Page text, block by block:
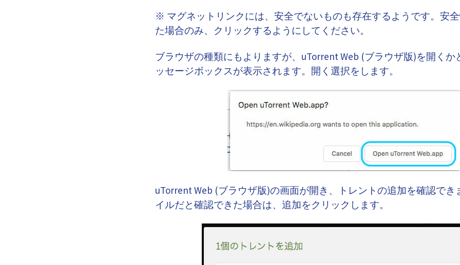
※ マグネットリンクには、安全でないものも存在するようです。安
た場合のみ、クリックするようにしてください。
ブラウザの種類にもよりますが、uTorrent Web (ブラウザ版)を開くか
ッセージボックスが表示されます。開く選択をします。
uTorrent Web (ブラウザ版)の画面が開き、トレントの追加を確認でき
イルだと確認できた場合は、追加をクリックします。